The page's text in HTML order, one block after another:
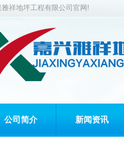
祥地坪工程有限公司官网!
公司简介 新闻资讯